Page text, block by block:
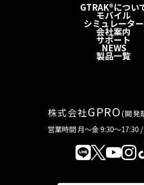
GTRAK®につい
モバイル
シミュレーター
会社案内
サポート
NEWS
製品一覧
株式会社GPRO (開発
営業時間 月～金 9:30～17:30